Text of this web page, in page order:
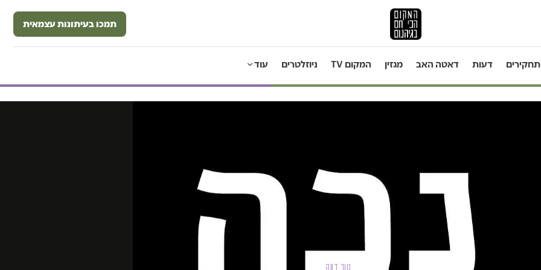
תמכו בעיתונות עצמאית
תחקירים דעות דאטה האב מגזין המקום TV ניוזלטרים עוד
טור דעה